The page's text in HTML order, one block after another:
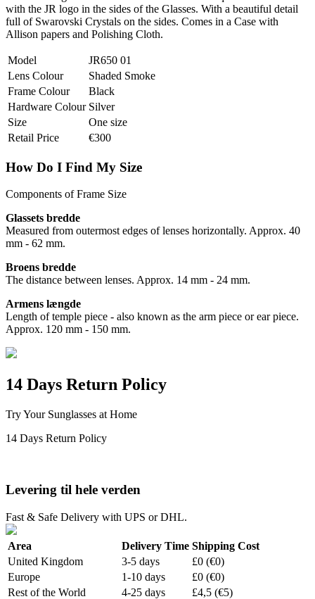
with the JR logo in the sides of the Glasses. With a beautiful detail
full of Swarovski Crystals on the sides. Comes in a Case with
Allison papers and Polishing Cloth.
Model
JR650 01
Lens Colour
Shaded Smoke
Frame Colour
Black
Hardware Colour Silver
Size
One size
Retail Price
€300
How Do I Find My Size
Components of Frame Size
Glassets bredde
Measured from outermost edges of lenses horizontally. Approx. 40
mm - 62 mm.
Broens bredde
The distance between lenses. Approx. 14 mm - 24 mm.
Armens længde
Length of temple piece - also known as the arm piece or ear piece.
Approx. 120 mm - 150 mm.
14 Days Return Policy
Try Your Sunglasses at Home
14 Days Return Policy
Levering til hele verden
Fast & Safe Delivery with UPS or DHL.
Area Delivery Time Shipping Cost
United Kingdom
3-5 days
£0 (€0)
Europe
1-10 days
£0 (€0)
Rest of the World
4-25 days £4,5 (€5)